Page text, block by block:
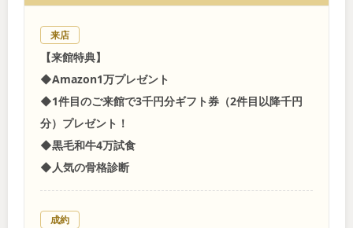
来店
【来館特典】
◆Amazon1万プレゼント
◆1件目のご来館で3千円分ギフト券（2件目以降千円
分）プレゼント！
◆黒毛和牛4万試食
◆人気の骨格診断
成約